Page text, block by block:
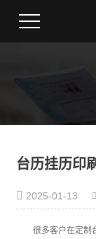
台历挂历印
2025-01-13
很多客户在定制